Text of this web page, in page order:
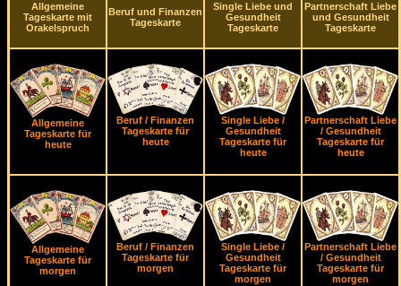
Allgemeine
Tageskarte mit
Orakelspruch
Beruf und Finanzen
Tageskarte
Single Liebe und
Gesundheit
Tageskarte
Partnerschaft Liebe
und Gesundheit
Tageskarte
Allgemeine
Tageskarte für
heute
Beruf / Finanzen
Tageskarte für
heute
Single Liebe /
Gesundheit
Tageskarte für
heute
Partnerschaft Liebe
/ Gesundheit
Tageskarte für
heute
Allgemeine
Tageskarte für
morgen
Beruf / Finanzen
Tageskarte für
morgen
Single Liebe /
Gesundheit
Tageskarte für
morgen
Partnerschaft Liebe
/ Gesundheit
Tageskarte für
morgen